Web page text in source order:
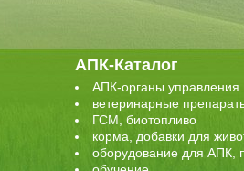
АПК-Каталог
АПК-органы управления
ветеринарные
ГСМ, биотопливо
корма, добавки для
оборудование для АПК,